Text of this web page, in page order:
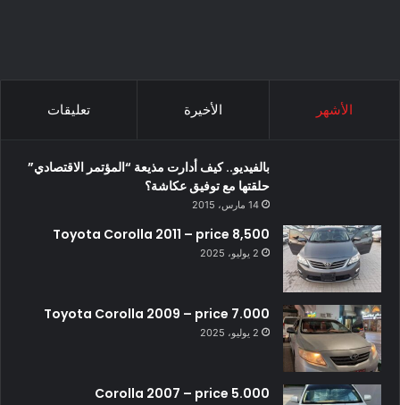
الأشهر الأخيرة تعليقات
بالفيديو.. كيف أدارت مذيعة “المؤتمر الاقتصادي”
حلقتها مع توفيق عكاشة؟
14 مارس، 2015
Toyota Corolla 2011 – price 8,500
2 يوليو، 2025
Toyota Corolla 2009 – price 7.000
2 يوليو، 2025
Corolla 2007 – price 5.000